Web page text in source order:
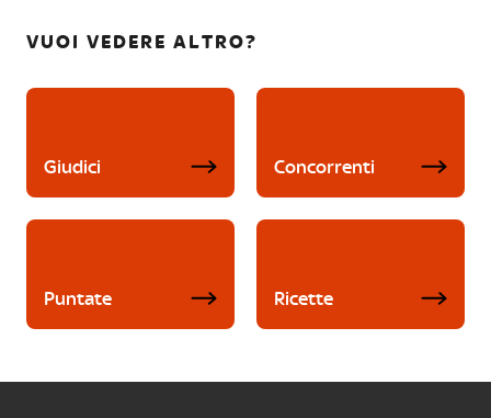
VUOI VEDERE ALTRO?
Giudici Concorrenti
Puntate Ricette